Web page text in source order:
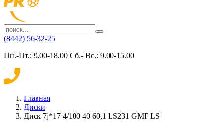
(8442) 56-32-25
Пн.-Пт.: 9.00-18.00 Сб.- Вс.: 9.00-15.00
Главная
Диски
Диск 7j*17 4/100 40 60,1 LS231 GMF LS